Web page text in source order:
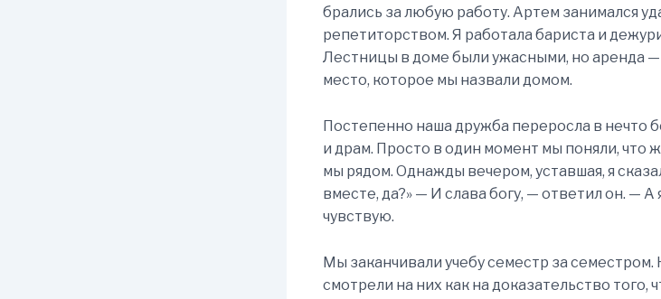
брались за любую работу. Артем занимался
репетиторством. Я работала бариста и
Лестницы в доме были ужасными, но аренда
место, которое мы назвали домом.
Постепенно наша дружба переросла в нечто
и драм. Просто в один момент мы поняли, что
мы рядом. Однажды вечером, уставшая, я
вместе, да?» — И слава богу, — ответил он. — А
чувствую.
Мы заканчивали учебу семестр за
смотрели на них как на доказательство